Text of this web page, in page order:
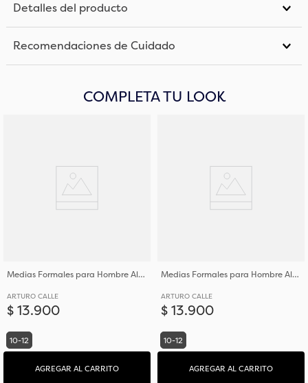
Detalles del producto
Recomendaciones de Cuidado
COMPLETA TU LOOK
Medias Formales para Hombre Algodón y Poliéster
ARTURO CALLE
$ 13.900
10-12
AGREGAR AL CARRITO
Medias Formales para Hombre Algodón y Poliéster
ARTURO CALLE
$ 13.900
10-12
AGREGAR AL CARRITO